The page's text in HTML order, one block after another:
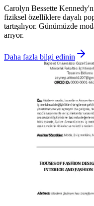
Carolyn Bessette
fiziksel özelliklere dayalı
tartışılıyor. Günümüzde
arıyor.
Daha fazla bilgi edinin